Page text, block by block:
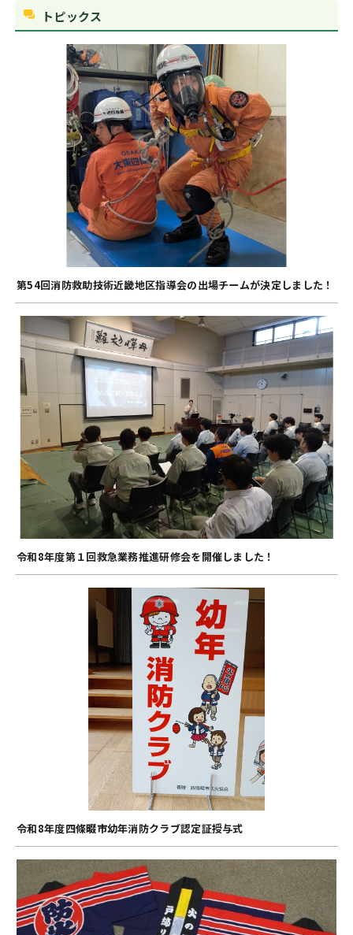
トピックス
第54回消防救助技術近畿地区指導会の出場チームが決定しました！
令和8年度第１回救急業務推進研修会を開催しました！
令和8年度四條畷市幼年消防クラブ認定証授与式